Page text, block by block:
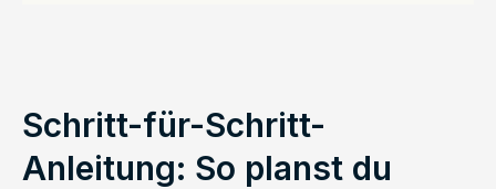
Schritt-für-Schritt-
Anleitung: So planst du